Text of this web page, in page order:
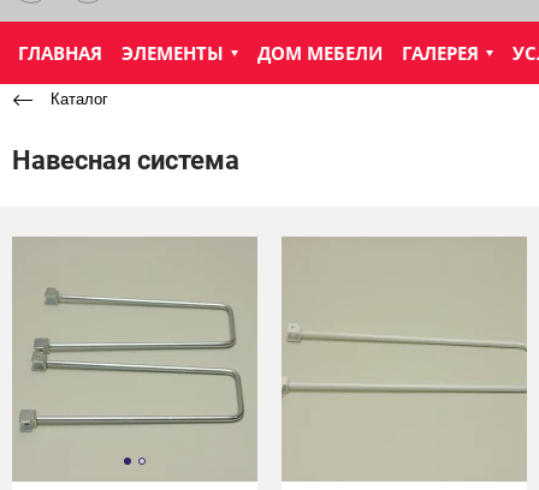
ГЛАВНАЯ ЭЛЕМЕНТЫ ДОМ МЕБЕЛИ ГАЛЕРЕЯ
Каталог
Навесная система